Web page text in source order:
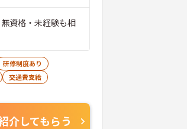
資格・未経験も相
研修制度あり
交通費支給
介してもらう